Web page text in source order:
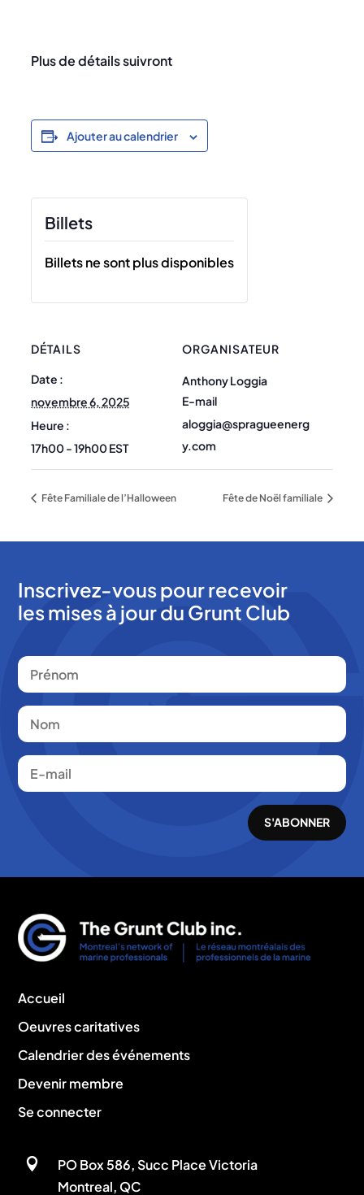
Plus de détails suivront
Ajouter au calendrier
Billets
Billets ne sont plus disponibles
DÉTAILS
Date :
novembre 6, 2025
Heure :
17h00 - 19h00EST
ORGANISATEUR
Anthony Loggia
E-mail
aloggia@spragueenerg
y.com
Fête Familiale de l’Halloween Fête de Noël familiale
Inscrivez-vous pour recevoir
les mises à jour du Grunt Club
S'ABONNER
Accueil
Oeuvres caritatives
Calendrier des événements
Devenir membre
Se connecter

PO Box 586, Succ Place Victoria
Montreal, QC